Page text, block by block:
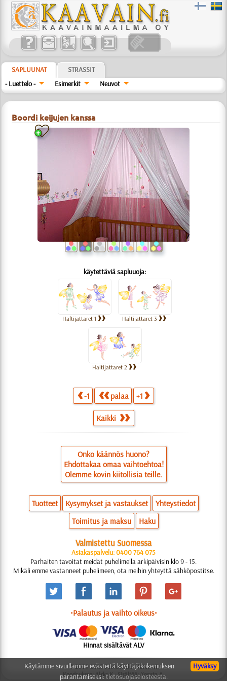
SAPLUUNAT
STRASSIT
- Luettelo -
Esimerkit Neuvot
Boordi keijujen kanssa
käytettäviä sapluuoja:
Haltijattaret 1 Haltijattaret 3
Haltijattaret 2
-1 palaa +1
Kaikki
Onko käännös huono?
Ehdottakaa omaa vaihtoehtoa!
Olemme kovin kiitollisia teille.
Tuotteet Kysymykset ja vastaukset
Yhteystiedot
Toimitus ja maksu
Haku
Valmistettu Suomessa
Asiakaspalvelu: 0400 764 075
Parhaiten tavoitat meidät puhelimella arkipäivisin klo 9 - 15.
Mikäli emme vastanneet puhelimeen, ota meihin yhteyttä sähköpostitse.
•Palautus ja vaihto oikeus•
Hinnat sisältävät ALV
© 2006-2025 Suunnittelu: Natali M.
Koodauksen: Aleks K.; Sisältöä: Konsta A.
Hyväksy
Käytämme sivuillamme evästeitä käyttäjäkokemuksen
parantamiseksi:tietosuojaselosteesta.